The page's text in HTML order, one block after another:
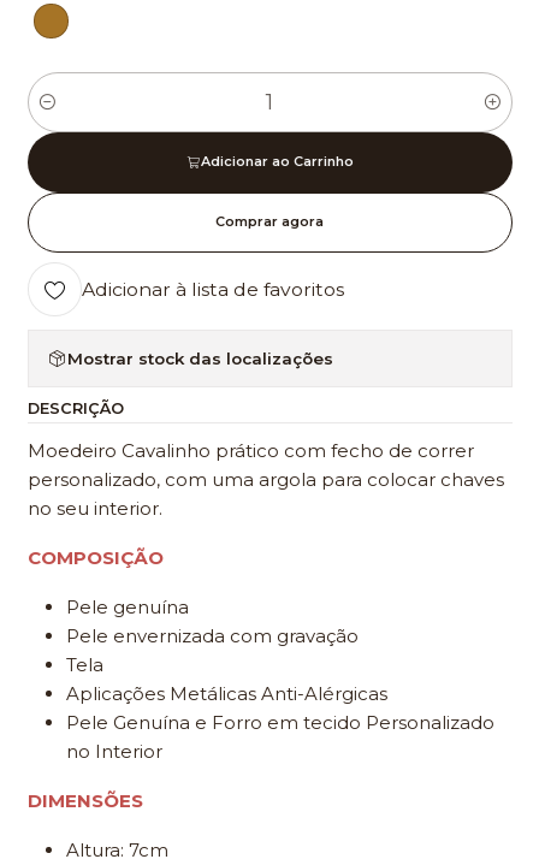
Quantidade
Adicionar ao Carrinho
Comprar agora
Adicionar à lista de favoritos
Mostrar stock das localizações
DESCRIÇÃO
Moedeiro Cavalinho prático com fecho de correr
personalizado, com uma argola para colocar chaves
no seu interior.
COMPOSIÇÃO
Pele genuína
Pele envernizada com gravação
Tela
Aplicações Metálicas Anti-Alérgicas
Pele Genuína e Forro em tecido Personalizado
no Interior
DIMENSÕES
Altura: 7cm